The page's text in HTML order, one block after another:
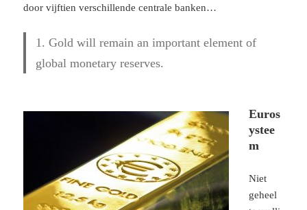
door vijftien verschillende centrale banken…
1. Gold will remain an important element of
global monetary reserves.
Euros
ystee
m
Niet
geheel